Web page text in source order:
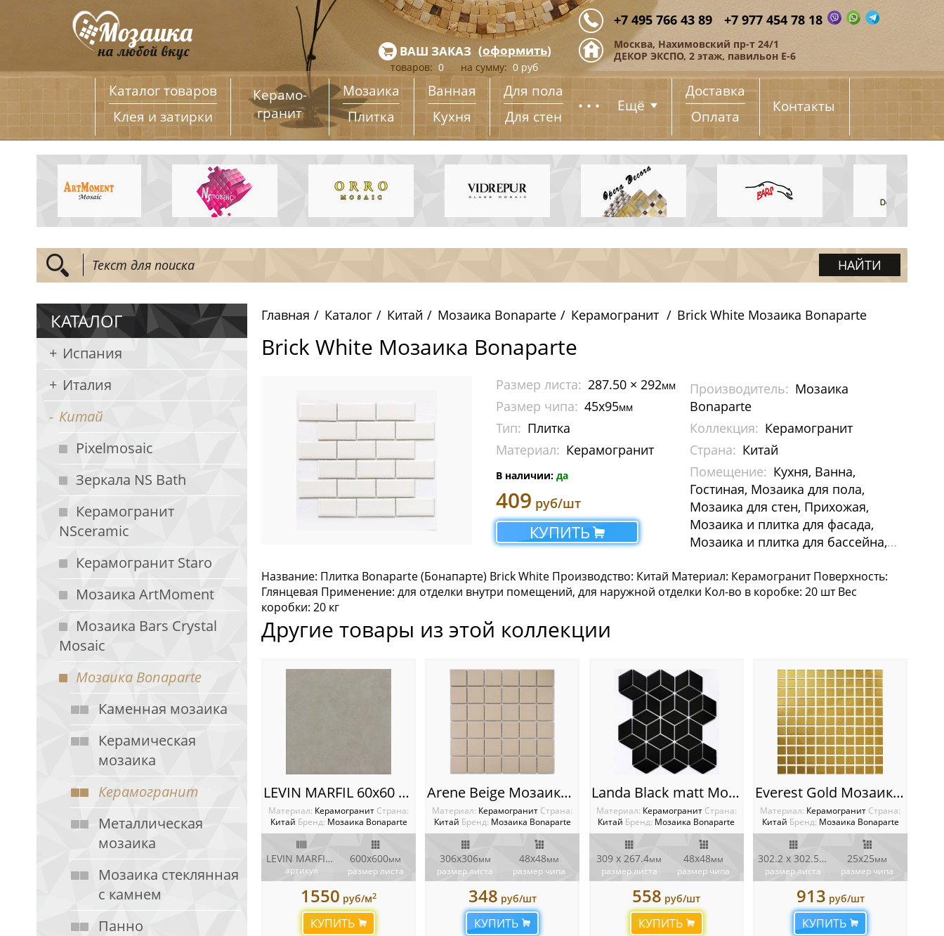
+7 495 766 43 89 +7 977 454 78 18
Москва, Нахимовский пр-т 24/1
ДЕКОР ЭКСПО, 2 этаж, павильон Е-6
ВАШ ЗАКАЗ (оформить)
товаров: 0 на сумму: 0 руб
Каталог товаров
Клея и затирки
Керамо­
гранит
Мозаика
Плитка
Ванная
Кухня
Для пола
Для стен
... Ещё
Доставка
Оплата
Контакты
КАТАЛОГ
Испания
Италия
Китай
Pixelmosaic
Зеркала NS Bath
Керамогранит
NSceramic
Керамогранит Staro
Мозаика ArtMoment
Мозаика Bars Crystal
Mosaic
Мозаика Bonaparte
Каменная мозаика
Керамическая
мозаика
Керамогранит
Металлическая
мозаика
Мозаика стеклянная
с камнем
Панно
Главная Каталог Китай Мозаика Bonaparte Керамогранит Brick White Мозаика Bonaparte
Brick White Мозаика Bonaparte
Производитель: Мозаика
Bonaparte
Коллекция: Керамогранит
Страна: Китай
Помещение: Кухня, Ванна,
Гостиная, Мозаика для пола,
Мозаика для стен, Прихожая,
Мозаика и плитка для фасада,
Мозаика и плитка для бассейна,
Размер листа: 287.50 × 292мм
Размер чипа: 45х95мм
Тип: Плитка
Материал: Керамогранит
В наличии: да
409 руб/шт
КУПИТЬ
Название: Плитка Bonaparte (Бонапарте) Brick White Производство: Китай Материал: Керамогранит Поверхность:
Глянцевая Применение: для отделки внутри помещений, для наружной отделки Кол-во в коробке: 20 шт Вес
коробки: 20 кг
Другие товары из этой коллекции
LEVIN MARFIL 60x60 Плитка Bonaparte Porcelain Tile
Материал: Керамогранит Cтрана:
Китай Бренд: Мозаика Bonaparte
LEVIN MARFIL 60x60
артикул
600х600мм
размер листа
1550 руб/м2
КУПИТЬ
Arene Beige Мозаика Bonaparte
Материал: Керамогранит Cтрана:
Китай Бренд: Мозаика Bonaparte
306х306мм
размер листа
48х48мм
размер чипа
348 руб/шт
КУПИТЬ
Landa Black matt Мозаика Bonaparte
Материал: Керамогранит Cтрана:
Китай Бренд: Мозаика Bonaparte
309 x 267.4мм
размер листа
48x48мм
размер чипа
558 руб/шт
КУПИТЬ
Everest Gold Мозаика Bonaparte
Материал: Керамогранит Cтрана:
Китай Бренд: Мозаика Bonaparte
302.2 x 302.5
мм
размер листа
25x25мм
размер чипа
913 руб/шт
КУПИТЬ